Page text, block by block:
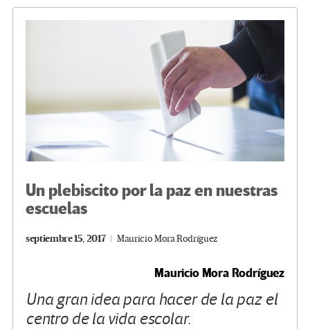
Un plebiscito por la paz en nuestras
escuelas
septiembre 15, 2017 Mauricio Mora Rodríguez
Mauricio Mora Rodríguez
Una gran idea para hacer de la paz el
centro de la vida escolar.